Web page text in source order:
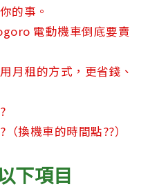
的事。
電動機車倒底要賣
月租的方式，更省錢、
換機車的時間點??）
下項目